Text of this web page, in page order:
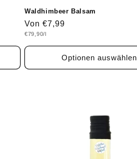
Waldhimbeer Balsam
Normaler
Preis
Von €7,99
Grundpreis
€79,90/l
Optionen auswählen